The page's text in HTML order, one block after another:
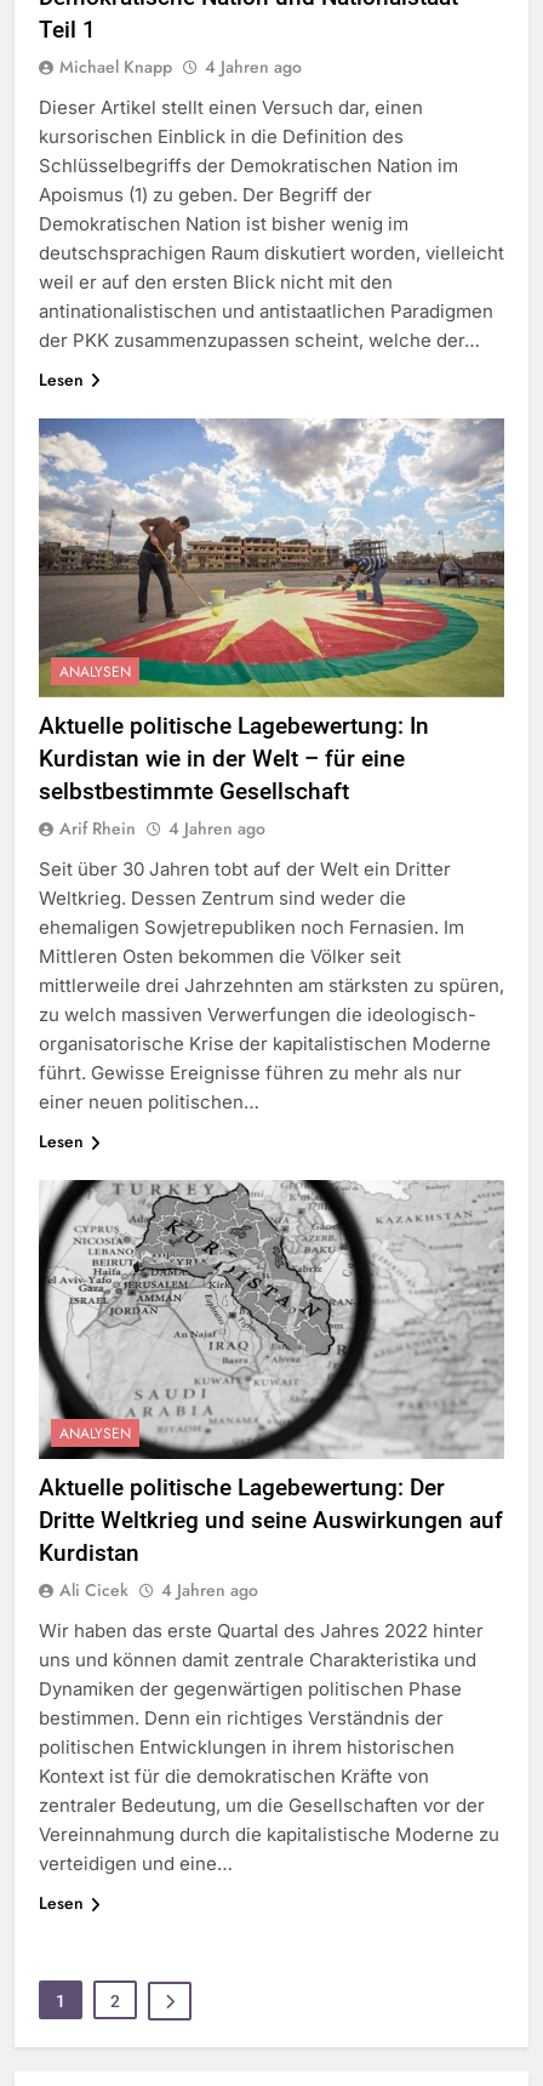
Teil 1
Michael Knapp 4 Jahren ago
Dieser Artikel stellt einen Versuch dar, einen
kursorischen Einblick in die Definition des
Schlüsselbegriffs der Demokratischen Nation im
Apoismus (1) zu geben. Der Begriff der
Demokratischen Nation ist bisher wenig im
deutschsprachigen Raum diskutiert worden, vielleicht
weil er auf den ersten Blick nicht mit den
antinationalistischen und antistaatlichen Paradigmen
der PKK zusammenzupassen scheint, welche der…
Lesen
ANALYSEN
Aktuelle politische Lagebewertung: In
Kurdistan wie in der Welt – für eine
selbstbestimmte Gesellschaft
Arif Rhein 4 Jahren ago
Seit über 30 Jahren tobt auf der Welt ein Dritter
Weltkrieg. Dessen Zentrum sind weder die
ehemaligen Sowjetrepubliken noch Fernasien. Im
Mittleren Osten bekommen die Völker seit
mittlerweile drei Jahrzehnten am stärksten zu spüren,
zu welch massiven Verwerfungen die ideologisch-
organisatorische Krise der kapitalistischen Moderne
führt. Gewisse Ereignisse führen zu mehr als nur
einer neuen politischen…
Lesen
ANALYSEN
Aktuelle politische Lagebewertung: Der
Dritte Weltkrieg und seine Auswirkungen auf
Kurdistan
Ali Cicek 4 Jahren ago
Wir haben das erste Quartal des Jahres 2022 hinter
uns und können damit zentrale Charakteristika und
Dynamiken der gegenwärtigen politischen Phase
bestimmen. Denn ein richtiges Verständnis der
politischen Entwicklungen in ihrem historischen
Kontext ist für die demokratischen Kräfte von
zentraler Bedeutung, um die Gesellschaften vor der
Vereinnahmung durch die kapitalistische Moderne zu
verteidigen und eine…
Lesen
1 2